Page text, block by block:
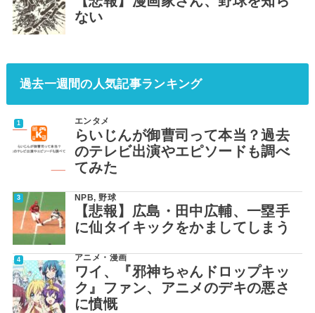
ない
過去一週間の人気記事ランキング
エンタメ
らいじんが御曹司って本当？過去
のテレビ出演やエピソードも調べ
てみた
NPB,野球
【悲報】広島・田中広輔、一塁手
に仙タイキックをかましてしまう
アニメ・漫画
ワイ、『邪神ちゃんドロップキッ
ク』ファン、アニメのデキの悪さ
に憤慨